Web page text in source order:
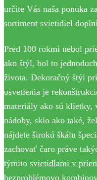
určite Vás naša ponuka
sortiment svietidiel
Pred 100 rokmi nebol
ako štýl, bol to
života. Dekoračný štýl
osvetlenia je
materiály ako sú klietky,
nádoby, sklo ako také,
nájdete širokú škálu
zachovať čaro práve
týmito svietidlami v
bezproblémovo